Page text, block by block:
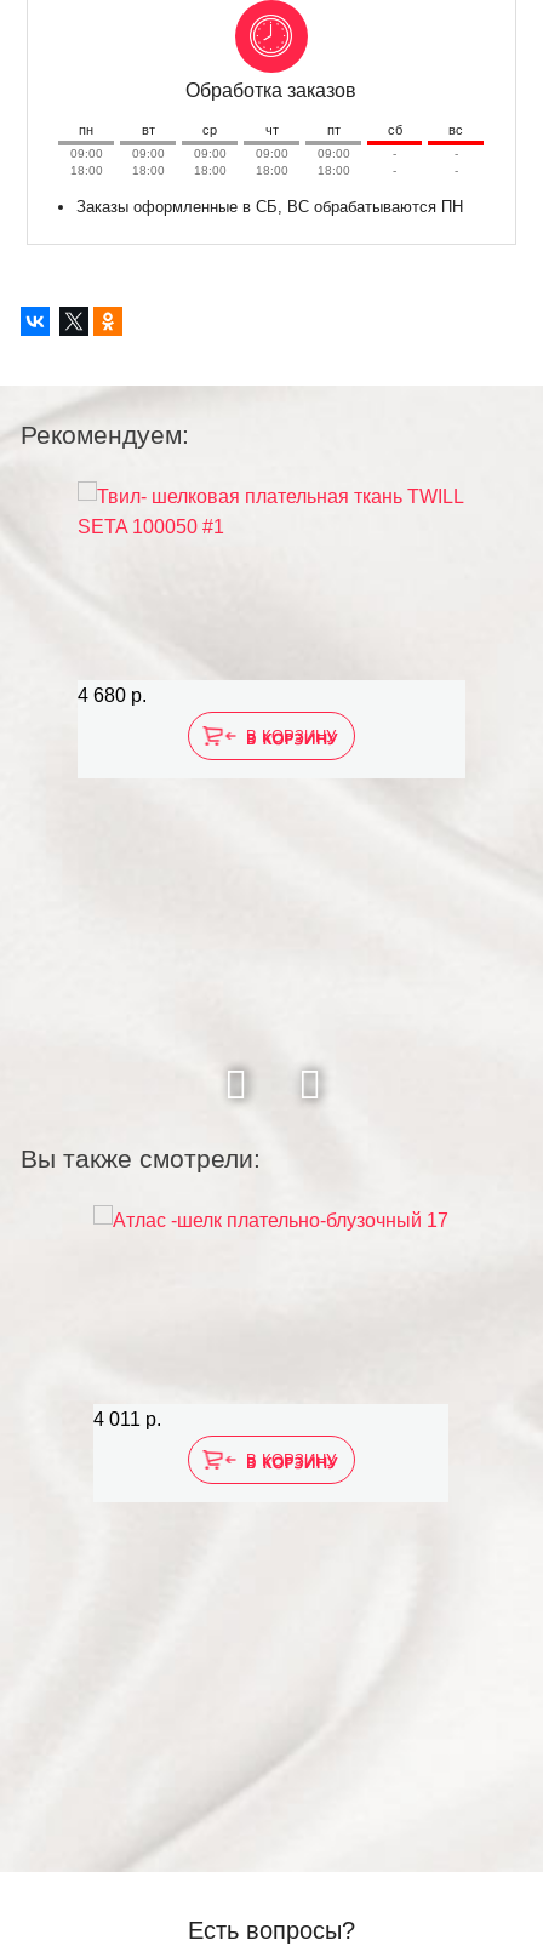
Обработка заказов
пн вт ср чт пт сб вс
09:00
18:00
09:00
18:00
09:00
18:00
09:00
18:00
09:00
18:00
-
-
-
-
Заказы оформленные в СБ, ВС обрабатываются ПН
Рекомендуем:
4 680 р.
В КОРЗИНУ
Вы также смотрели:
4 011 р.
В КОРЗИНУ
Есть вопросы?